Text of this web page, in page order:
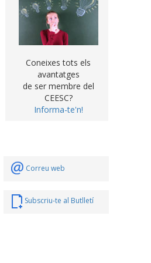
Coneixes tots els
avantatges
de ser membre del
CEESC?
Informa-te'n!
Correu web
Subscriu-te al Butlletí